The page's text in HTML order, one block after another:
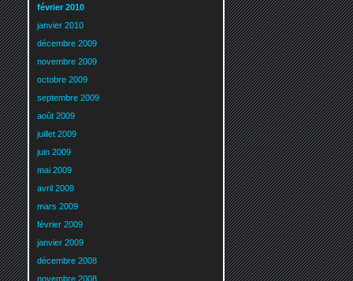
février 2010
janvier 2010
décembre 2009
novembre 2009
octobre 2009
septembre 2009
août 2009
juillet 2009
juin 2009
mai 2009
avril 2009
mars 2009
février 2009
janvier 2009
décembre 2008
novembre 2008